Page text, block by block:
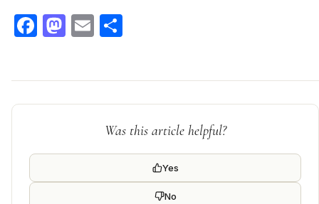
Facebook
Mastodon
Email
Was this article helpful?
Yes
No